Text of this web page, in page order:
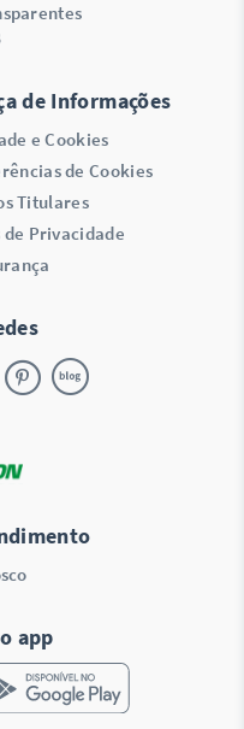
de Informações
e Cookies
de Cookies
Titulares
Privacidade
app